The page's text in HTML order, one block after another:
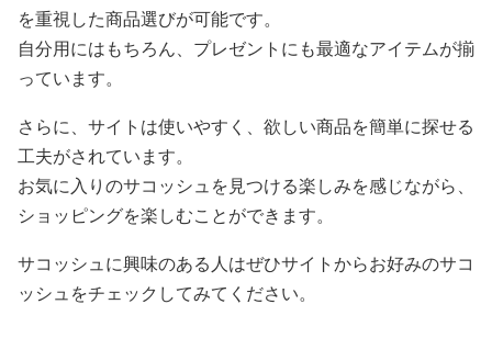
を重視した商品選びが可能です。
自分用にはもちろん、プレゼントにも最適なアイテムが揃
っています。
さらに、サイトは使いやすく、欲しい商品を簡単に探せる
工夫がされています。
お気に入りのサコッシュを見つける楽しみを感じながら、
ショッピングを楽しむことができます。
サコッシュに興味のある人はぜひサイトからお好みのサコ
ッシュをチェックしてみてください。